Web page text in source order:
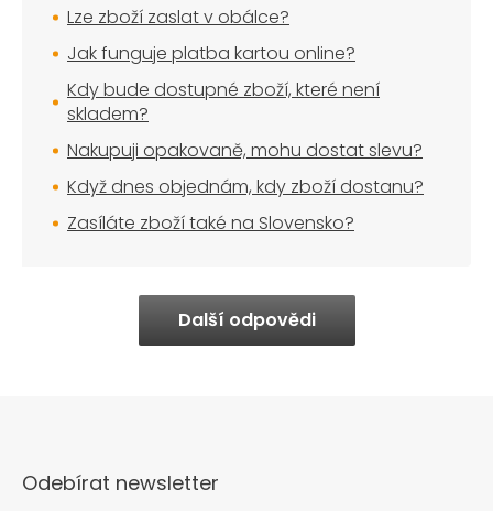
Lze zboží zaslat v obálce?
Jak funguje platba kartou online?
Kdy bude dostupné zboží, které není
skladem?
Nakupuji opakovaně, mohu dostat slevu?
Když dnes objednám, kdy zboží dostanu?
Zasíláte zboží také na Slovensko?
Další odpovědi
Odebírat newsletter